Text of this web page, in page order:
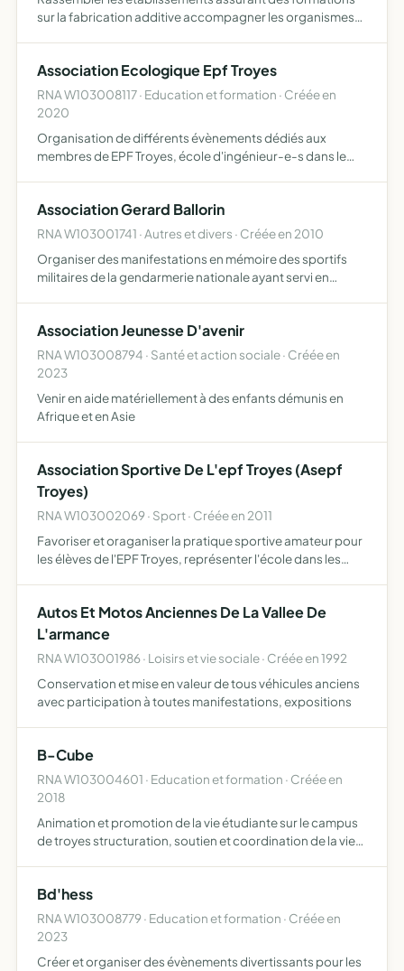
sur la fabrication additive accompagner les organismes
Association Ecologique Epf Troyes
RNA W103008117 · Education et formation · Créée en
2020
Organisation de différents évènements dédiés aux
membres de EPF Troyes, école d'ingénieur-e-s dans le
étudiante
Association Gerard Ballorin
RNA W103001741 · Autres et divers · Créée en 2010
Organiser des manifestations en mémoire des sportifs
militaires de la gendarmerie nationale ayant servi en
Association Jeunesse D'avenir
RNA W103008794 · Santé et action sociale · Créée en
2023
Venir en aide matériellement à des enfants démunis en
Afrique et en Asie
Association Sportive De L'epf Troyes (Asepf
Troyes)
RNA W103002069 · Sport · Créée en 2011
Favoriser et oraganiser la pratique sportive amateur pour
les élèves de l'EPF Troyes, représenter l'école dans les
França…
Autos Et Motos Anciennes De La Vallee De
L'armance
RNA W103001986 · Loisirs et vie sociale · Créée en 1992
Conservation et mise en valeur de tous véhicules anciens
avec participation à toutes manifestations, expositions
B-Cube
RNA W103004601 · Education et formation · Créée en
2018
Animation et promotion de la vie étudiante sur le campus
de troyes structuration, soutien et coordination de la vie
Bd'hess
RNA W103008779 · Education et formation · Créée en
2023
Créer et organiser des évènements divertissants pour les